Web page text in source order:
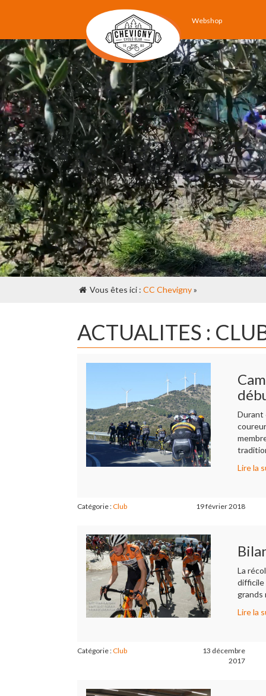
Webshop
Vous êtes ici : CC Chevigny»
ACTUALITES :
Durant
Lire la
Catégorie :Club 19 février 2018
La
difficile
grands
Lire la
Catégorie :Club
13 décembre
2017